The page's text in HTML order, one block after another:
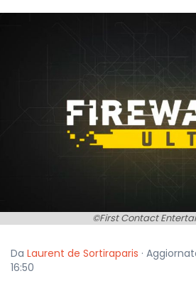
©First Contact
Da Laurent de Sortiraparis ·
16:50